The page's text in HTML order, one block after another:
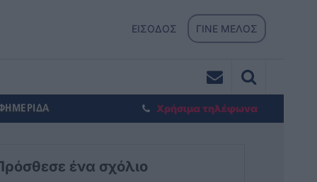
ΕΙΣΟΔΟΣ ΓΙΝΕ ΜΕΛΟΣ
Χρήσιμα τηλέφωνα
ένα σχόλιο